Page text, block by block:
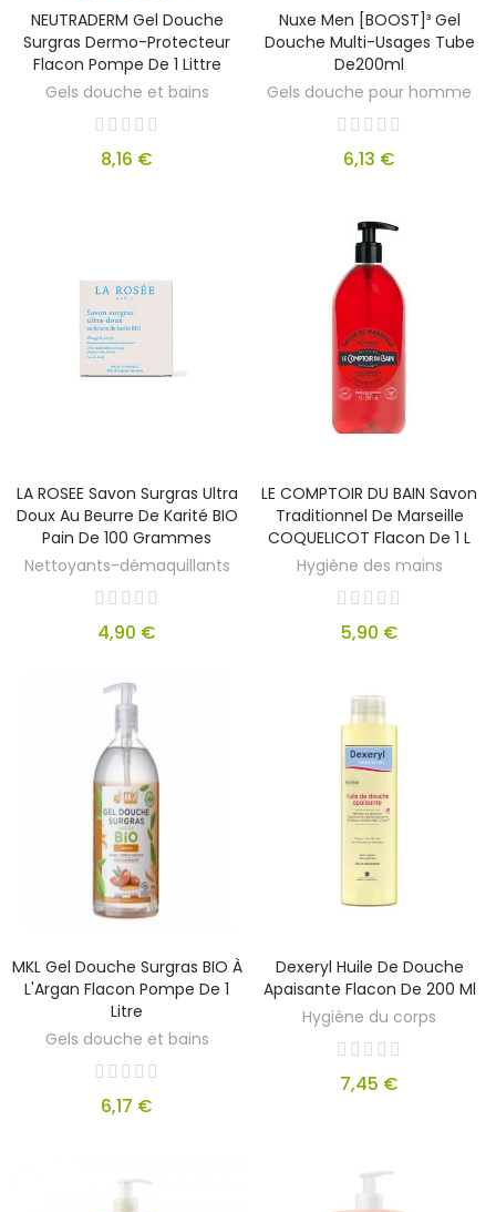
NEUTRADERM Gel Douche
Surgras Dermo-Protecteur
Flacon Pompe De 1 Littre
Gels douche et bains
8,16 €
Nuxe Men [BOOST]³ Gel
Douche Multi-Usages Tube
De200ml
Gels douche pour homme
6,13 €
LA ROSEE Savon Surgras Ultra
Doux Au Beurre De Karité BIO
Pain De 100 Grammes
Nettoyants-démaquillants
4,90 €
LE COMPTOIR DU BAIN Savon
Traditionnel De Marseille
COQUELICOT Flacon De 1 L
Hygiène des mains
5,90 €
MKL Gel Douche Surgras BIO À
L'Argan Flacon Pompe De 1
Litre
Gels douche et bains
6,17 €
Dexeryl Huile De Douche
Apaisante Flacon De 200 Ml
Hygiène du corps
7,45 €